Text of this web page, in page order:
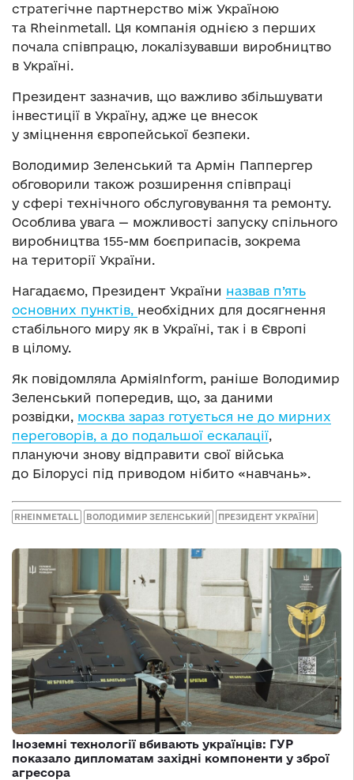
стратегічне партнерство між Україною
та Rheinmetall. Ця компанія однією з перших
почала співпрацю, локалізувавши виробництво
в Україні.
Президент зазначив, що важливо збільшувати
інвестиції в Україну, адже це внесок
у зміцнення європейської безпеки.
Володимир Зеленський та Армін Паппергер
обговорили також розширення співпраці
у сфері технічного обслуговування та ремонту.
Особлива увага — можливості запуску спільного
виробництва 155-мм боєприпасів, зокрема
на території України.
Нагадаємо, Президент України назвав п’ять
основних пунктів, необхідних для досягнення
стабільного миру як в Україні, так і в Європі
в цілому.
Як повідомляла АрміяInform, раніше Володимир
Зеленський попередив, що, за даними
розвідки, москва зараз готується не до мирних
переговорів, а до подальшої ескалації
плануючи знову відправити свої війська
до Білорусі під приводом нібито «навчань».
RHEINMETALL ВОЛОДИМИР ЗЕЛЕНСЬКИЙ ПРЕЗИДЕНТ УКРАЇНИ
Іноземні технології вбивають українців: ГУР
показало дипломатам західні компоненти у зброї
агресора